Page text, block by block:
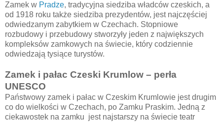
Zamek w Pradze, tradycyjna siedziba władców czeskich, a
od 1918 roku także siedziba prezydentów, jest najczęściej
odwiedzanym zabytkiem w Czechach. Stopniowe
rozbudowy i przebudowy stworzyły jeden z największych
kompleksów zamkowych na świecie, który codziennie
odwiedzają tysiące turystów.
Zamek i pałac Czeski Krumlow – perła
UNESCO
Państwowy zamek i pałac w Czeskim Krumlowie jest drugim
co do wielkości w Czechach, po Zamku Praskim. Jedną z
ciekawostek na zamku jest najstarszy na świecie teatr